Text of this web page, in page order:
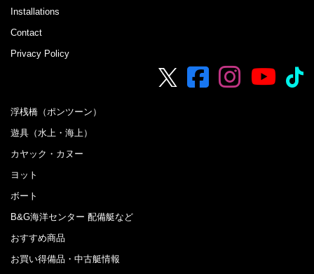
Installations
Contact
Privacy Policy
浮桟橋（ポンツーン）
遊具（水上・海上）
カヤック・カヌー
ヨット
ボート
B&G海洋センター 配備艇など
おすすめ商品
お買い得備品・中古艇情報